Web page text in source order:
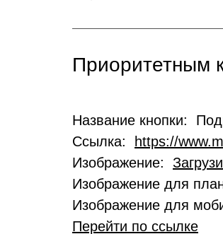
Приоритетным
Название кнопки:
Ссылка:
https://
Изображение:
Изображение для
Изображение для
Перейти по ссылке